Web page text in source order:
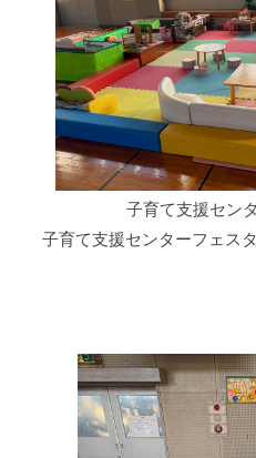
子育て支援セ
子育て支援センターフェス